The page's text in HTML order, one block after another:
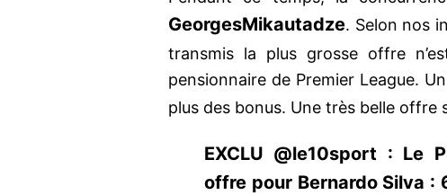
GeorgesMikautadze. Selon nos
transmis la plus grosse offre
pensionnaire de Premier League.
plus des bonus. Une très belle offre
EXCLU @le10sport : Le
offre pour Bernardo Silva :